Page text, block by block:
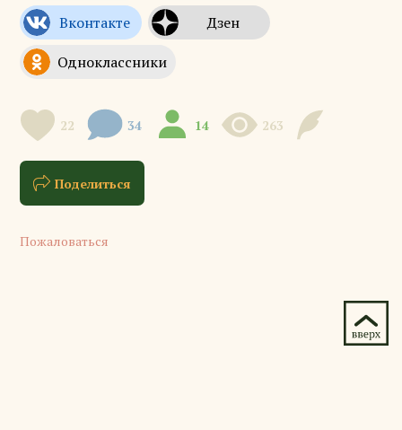
22 34 14 263
Поделиться
Пожаловаться